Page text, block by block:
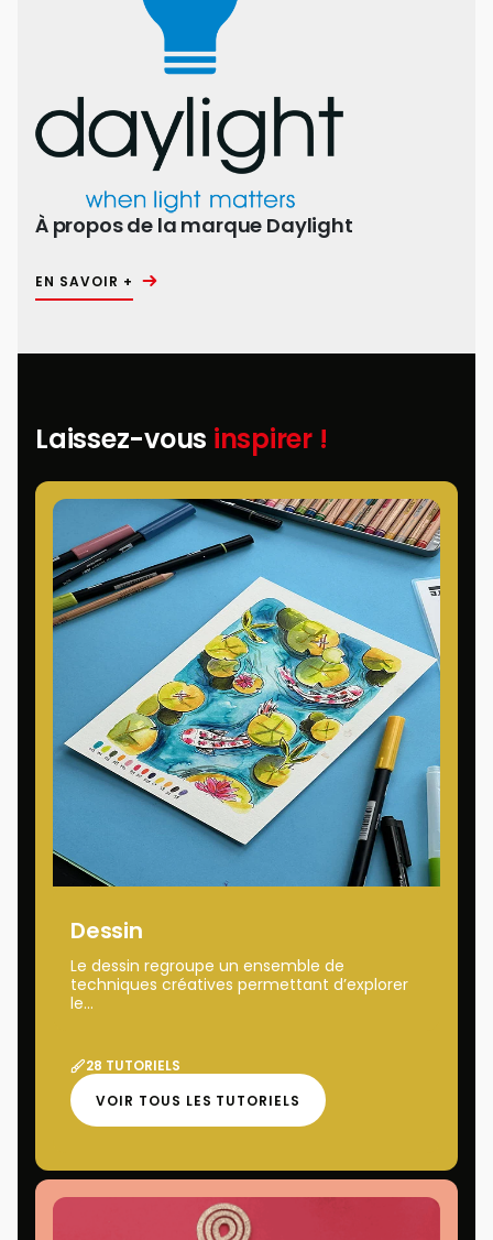
À propos de la marque Daylight
EN SAVOIR +
Laissez-vous inspirer !
Dessin
Le dessin regroupe un ensemble de
techniques créatives permettant d’explorer
le...
28 TUTORIELS
VOIR TOUS LES TUTORIELS